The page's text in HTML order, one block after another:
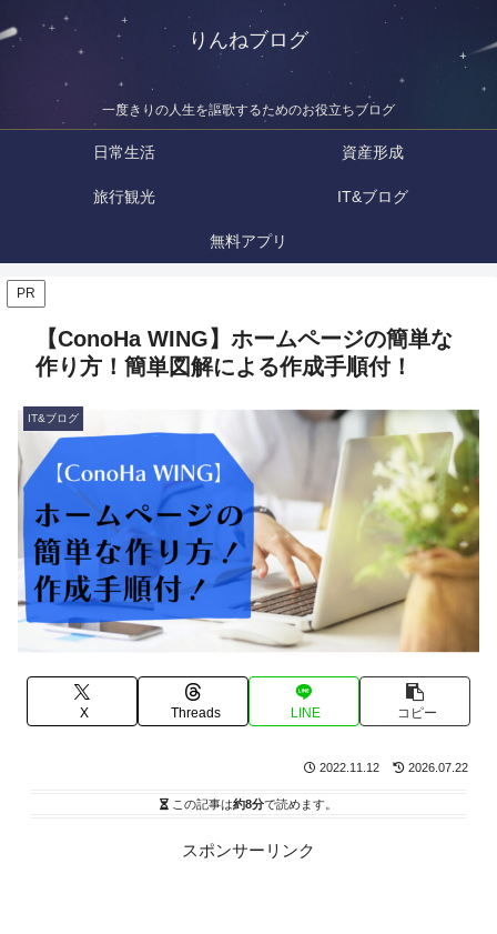
りんねブログ
一度きりの人生を謳歌するためのお役立ちブログ
日常生活 資産形成
旅行観光 IT&ブログ
無料アプリ
PR
【ConoHa WING】ホームページの簡単な
作り方！簡単図解による作成手順付！
IT&ブログ
X Threads LINE コピー
2022.11.12 2026.07.22
この記事は約8分で読めます。
スポンサーリンク